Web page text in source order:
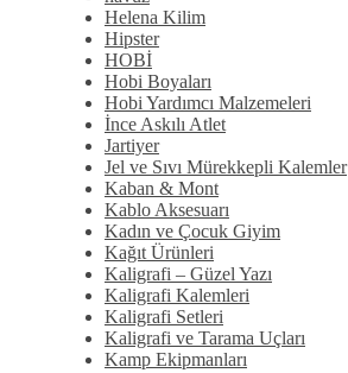
Helena Kilim
Hipster
HOBİ
Hobi Boyaları
Hobi Yardımcı Malzemeleri
İnce Askılı Atlet
Jartiyer
Jel ve Sıvı Mürekkepli Kalemler
Kaban & Mont
Kablo Aksesuarı
Kadın ve Çocuk Giyim
Kağıt Ürünleri
Kaligrafi – Güzel Yazı
Kaligrafi Kalemleri
Kaligrafi Setleri
Kaligrafi ve Tarama Uçları
Kamp Ekipmanları